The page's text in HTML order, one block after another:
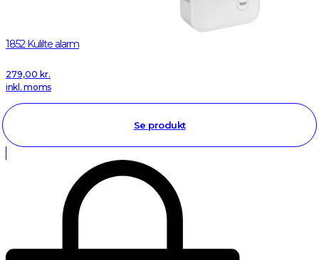
1852 Kulilte alarm
279,00 kr.
inkl. moms
Se produkt